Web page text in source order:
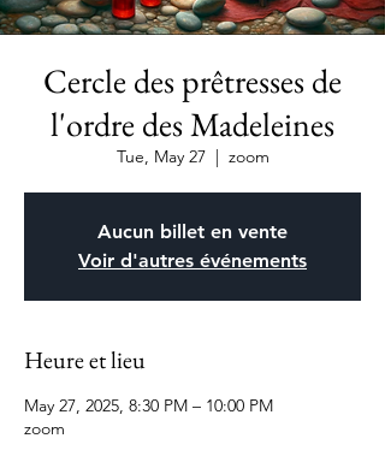
Cercle des prêtresses de
l'ordre des Madeleines
Tue, May 27
  |
zoom
Aucun billet en vente
Voir d'autres événements
Heure et lieu
May 27, 2025, 8:30 PM – 10:00 PM
zoom